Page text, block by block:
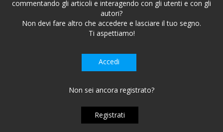
commentando gli articoli e interagendo con gli utenti e con gli
autori?
Non devi fare altro che accedere e lasciare il tuo segno.
Ti aspettiamo!
Accedi
Non sei ancora registrato?
Registrati